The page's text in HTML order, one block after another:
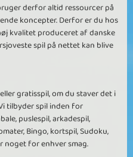
derfor altid ressourcer på
koncepter. Derfor er du hos
kvalitet produceret af danske
spil på nettet kan blive
gratisspil, om du staver det i
tilbyder spil inden for
puslespil, arkadespil,
Bingo, kortspil, Sudoku,
noget for enhver smag.